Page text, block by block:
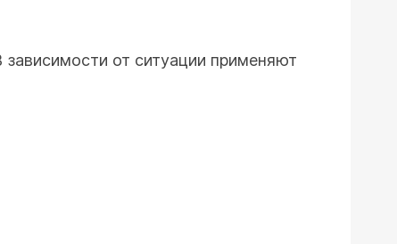
от ситуации применяют